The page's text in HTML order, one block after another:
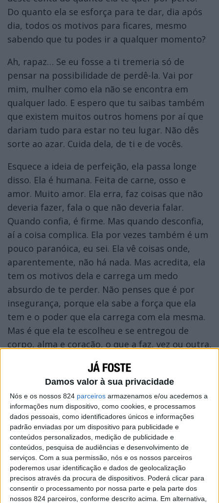
Damos valor à sua privacidade
Nós e os nossos 824 parceiros armazenamos e/ou acedemos a
informações num dispositivo, como cookies, e processamos
dados pessoais, como identificadores únicos e informações
padrão enviadas por um dispositivo para publicidade e
conteúdos personalizados, medição de publicidade e
conteúdos, pesquisa de audiências e desenvolvimento de
serviços. Com a sua permissão, nós e os nossos parceiros
poderemos usar identificação e dados de geolocalização
precisos através da procura de dispositivos. Poderá clicar para
consentir o processamento por nossa parte e pela parte dos
nossos 824 parceiros, conforme descrito acima. Em alternativa,
Do quanto ela se esforça para te dar, dia após
dia, todos os motivos para ficares, mesmo
sabendo que tu podes ir a qualquer momento?
Ah, rapaz… Se eu fosse a ti tremeria só de
pensar na possibilidade de perdê-la. Vai por
mim, mulher como ela não se encontra em
qualquer lado. E espero que tu saibas também
que existem muitos outros homens por aí que
dariam tudo para estar no teu lugar. Não dês
sorte ao azar. Cuida dela, de ti e de vocês.
Esquece a ideia de perfeição, ela passa longe
disso. Ela é humana. Feita de carne, osso e
amor. Muito amor. Ela erra, faz coisas que não
deveria fazer, fala o que não deveria falar.
Quando confia, é firme. Mas quando desconfia,
aí a coisa complica. Ela por vezes também é um
pouco paranóica, eu sei. Ela vê coisas onde,
aparentemente, não há nada. Mas acredita, ela
tem os motivos dela e carrega um medo
absurdo de te perder. Não penses que é por
insegurança, porque ela sabe a força que ela
tem e o poder que ela carrega com ela mesma.
Mas é que ela te escolheu e se entregou de
corpo, alma e coração, o que a faz, vez ou outra,
tremer de medo de tu a deixares despedaçada,
mesmo sabendo que se for para acontecer, vai
acontecer. É que ela prefere acreditar que de
alguma forma ela tem poder sobre isso.